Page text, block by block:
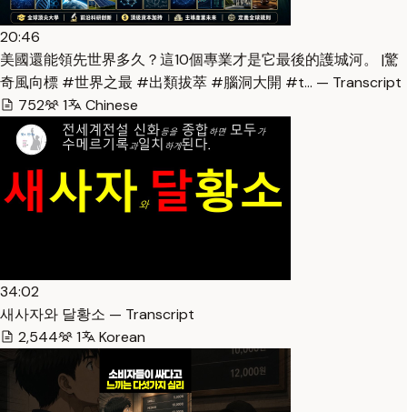
20:46
美國還能領先世界多久？這10個專業才是它最後的護城河。 |驚
奇風向標 #世界之最 #出類拔萃 #腦洞大開 #t… — Transcript
752
1 Chinese
34:02
새사자와 달황소 — Transcript
2,544
1 Korean